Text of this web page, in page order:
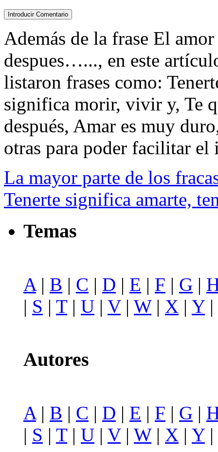
Además de la frase El
despues…..., en este
listaron frases como:
significa morir, vivir y, Te
después, Amar es muy
otras para poder facilitar el
La mayor parte de los
Tenerte significa amarte,
Temas
A | B | C | D | E | F | G |
| S | T| U | V| W| X | Y|
Autores
A| B | C | D | E | F | G |
| S | T| U | V| W| X | Y|